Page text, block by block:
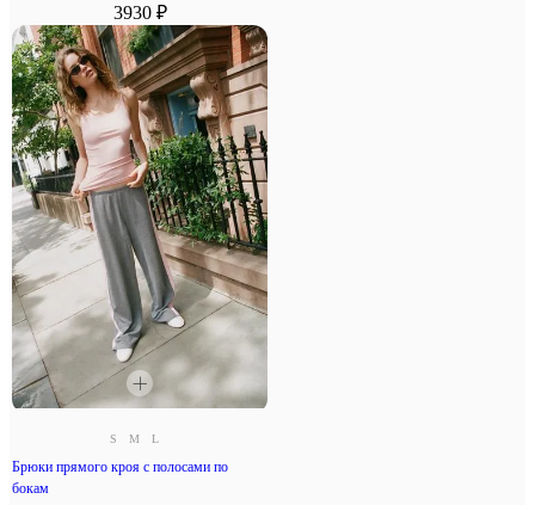
3930 ₽
S M L
Брюки прямого кроя с полосами по
бокам